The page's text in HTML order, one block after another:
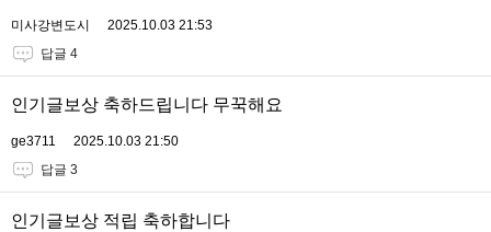
미사강변도시
2025.10.03 21:53
답글 4
인기글보상 축하드립니다 무꾹해요
ge3711
2025.10.03 21:50
답글 3
인기글보상 적립 축하합니다